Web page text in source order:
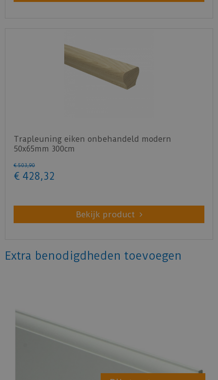
Trapleuning eiken onbehandeld modern
50x65mm 300cm
€ 503,90
€ 428,32
Bekijk product
Extra benodigdheden toevoegen